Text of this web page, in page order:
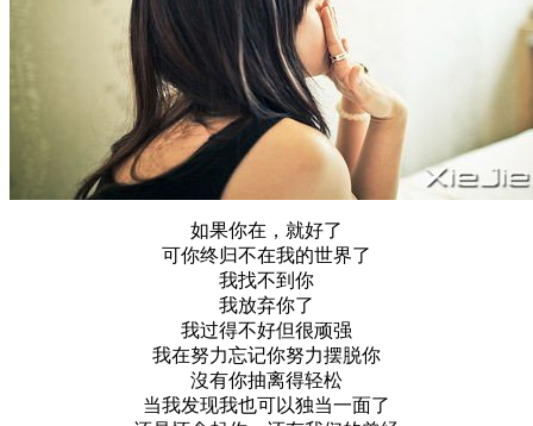
如果你在，就好了
可你终归不在我的世界了
我找不到你
我放弃你了
我过得不好但很顽强
我在努力忘记你努力摆脱你
沒有你抽离得轻松
当我发现我也可以独当一面了